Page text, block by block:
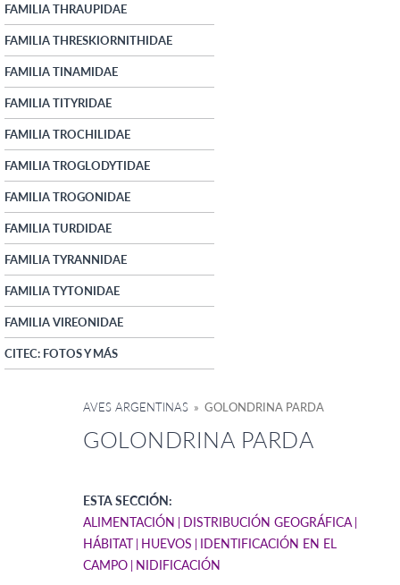
FAMILIA THRAUPIDAE
FAMILIA THRESKIORNITHIDAE
FAMILIA TINAMIDAE
FAMILIA TITYRIDAE
FAMILIA TROCHILIDAE
FAMILIA TROGLODYTIDAE
FAMILIA TROGONIDAE
FAMILIA TURDIDAE
FAMILIA TYRANNIDAE
FAMILIA TYTONIDAE
FAMILIA VIREONIDAE
CITEC: FOTOS Y MÁS
AVES ARGENTINAS » GOLONDRINA PARDA
GOLONDRINA PARDA
ESTA SECCIÓN:
ALIMENTACIÓN
DISTRIBUCIÓN GEOGRÁFICA
HÁBITAT HUEVOS
IDENTIFICACIÓN EN EL
CAMPO NIDIFICACIÓN